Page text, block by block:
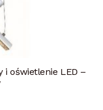
i oświetlenie LED –